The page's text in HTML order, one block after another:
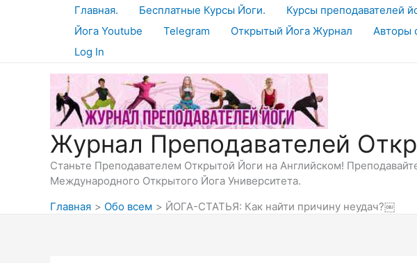
Главная. Бесплатные Курсы Йоги. Курсы преподавателей
Йога Youtube
Telegram Открытый Йога Журнал Авторы
Log In
Журнал Преподавателей
Станьте Преподавателем Открытой Йоги на Английском!
Международного Открытого Йога Университета.
Главная
Обо всем ЙОГА-СТАТЬЯ: Как найти причину неудач?￼